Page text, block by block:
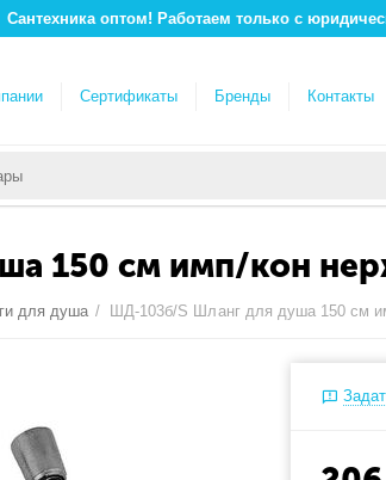
Сантехника оптом! Работаем только с
Сертификаты Бренды Контакты
150 см имп/кон
для душа /